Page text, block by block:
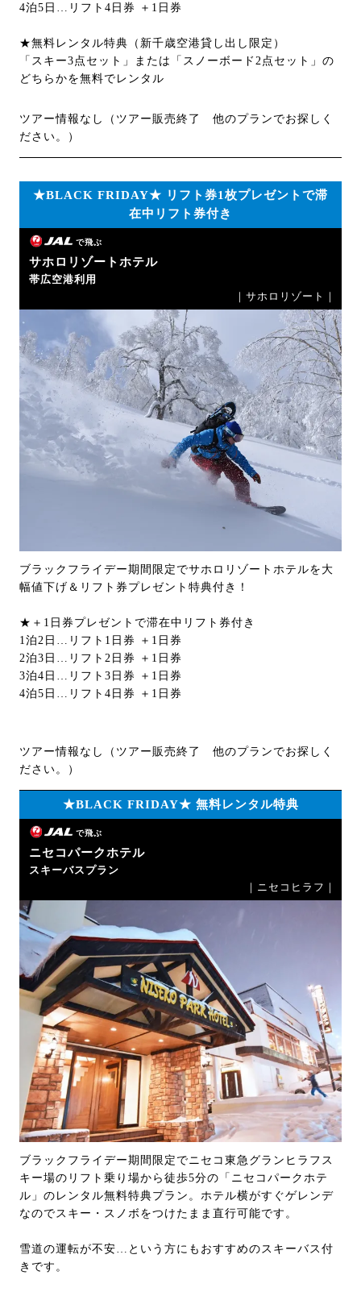
4泊5日…リフト4日券 ＋1日券
★無料レンタル特典（新千歳空港貸し出し限定）
「スキー3点セット」または「スノーボード2点セット」の
どちらかを無料でレンタル
ツアー情報なし（ツアー販売終了 他のプランでお探しく
ださい。）
★BLACK FRIDAY★ リフト券1枚プレゼントで滞
在中リフト券付き
で飛ぶ
サホロリゾートホテル
帯広空港利用
｜サホロリゾート｜
ブラックフライデー期間限定でサホロリゾートホテルを大
幅値下げ＆リフト券プレゼント特典付き！
★＋1日券プレゼントで滞在中リフト券付き
1泊2日…リフト1日券 ＋1日券
2泊3日…リフト2日券 ＋1日券
3泊4日…リフト3日券 ＋1日券
4泊5日…リフト4日券 ＋1日券
ツアー情報なし（ツアー販売終了 他のプランでお探しく
ださい。）
★BLACK FRIDAY★ 無料レンタル特典
で飛ぶ
ニセコパークホテル
スキーバスプラン
｜ニセコヒラフ｜
ブラックフライデー期間限定でニセコ東急グランヒラフス
キー場のリフト乗り場から徒歩5分の「ニセコパークホテ
ル」のレンタル無料特典プラン。ホテル横がすぐゲレンデ
なのでスキー・スノボをつけたまま直行可能です。
雪道の運転が不安…という方にもおすすめのスキーバス付
きです。